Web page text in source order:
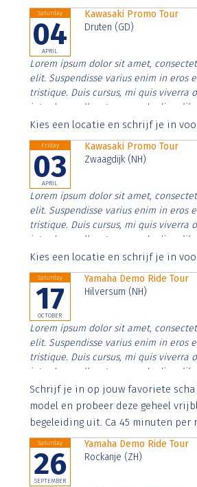
Saturday
04
APRIL
Kawasaki Promo Tour
Druten (GD)
Lorem ipsum dolor sit amet,
elit. Suspendisse varius enim in eros
tristique. Duis cursus, mi quis viverra
interdum nulla, ut commodo diam
Aenean faucibus nibh et justo cursus
Kies een locatie en schrijf je in
Friday
03
APRIL
Kawasaki Promo Tour
Zwaagdijk (NH)
Lorem ipsum dolor sit amet,
elit. Suspendisse varius enim in eros
tristique. Duis cursus, mi quis viverra
interdum nulla, ut commodo diam
Aenean faucibus nibh et justo cursus
Kies een locatie en schrijf je in
Saturday
17
OCTOBER
Yamaha Demo Ride Tour
Hilversum (NH)
Lorem ipsum dolor sit amet,
elit. Suspendisse varius enim in eros
tristique. Duis cursus, mi quis viverra
interdum nulla, ut commodo diam
Aenean faucibus nibh et justo cursus
imperdiet. Nunc ut sem vitae risus
Schrijf je in op jouw favoriete
model en probeer deze geheel
begeleiding uit. Ca 45 minuten per
Saturday
26
SEPTEMBER
Yamaha Demo Ride Tour
Rockanje (ZH)